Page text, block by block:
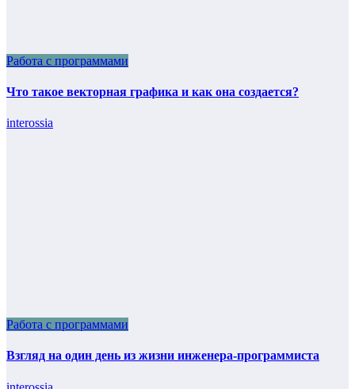
Работа с программами
Что такое векторная графика и как она создается?
interossia
Работа с программами
Взгляд на один день из жизни инженера-программиста